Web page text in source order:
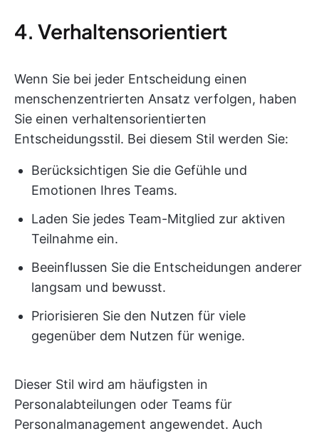
4. Verhaltensorientiert
Wenn Sie bei jeder Entscheidung einen
menschenzentrierten Ansatz verfolgen, haben
Sie einen verhaltensorientierten
Entscheidungsstil. Bei diesem Stil werden Sie:
Berücksichtigen Sie die Gefühle und
Emotionen Ihres Teams.
Laden Sie jedes Team-Mitglied zur aktiven
Teilnahme ein.
Beeinflussen Sie die Entscheidungen anderer
langsam und bewusst.
Priorisieren Sie den Nutzen für viele
gegenüber dem Nutzen für wenige.
Dieser Stil wird am häufigsten in
Personalabteilungen oder Teams für
Personalmanagement angewendet. Auch